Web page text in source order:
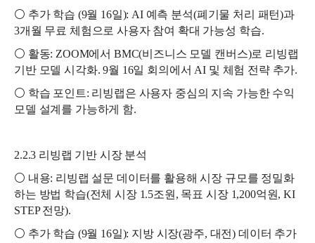
⚪ 추가 학습 (9월 16일): AI 예측 분석(폐기물 처리 패턴)과
3개월 무료 체험으로 사용자 참여 확대 가능성 학습.
⚪ 활동: ZOOM에서 BMC(비즈니스 모델 캔버스)로 리빙랩
기반 모델 시각화. 9월 16일 회의에서 AI 및 체험 전략 추가.
⚪ 학습 포인트: 리빙랩은 사용자 중심의 지속 가능한 수익
모델 설계를 가능하게 함.
2.2.3 리빙랩 기반 시장 분석
⚪ 내용: 리빙랩 설문 데이터를 활용해 시장 규모를 정밀화
하는 방법 학습(전체 시장 1.5조원, 목표 시장 1,200억원, KI
STEP 전망).
⚪ 추가 학습 (9월 16일): 지방 시장(광주, 대전) 데이터 추가